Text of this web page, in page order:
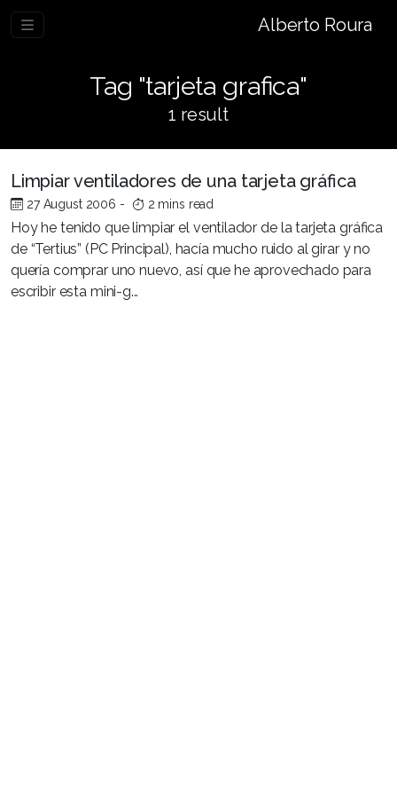
Alberto Roura
Tag "tarjeta grafica"
1 result
Limpiar ventiladores de una tarjeta gráfica
27 August 2006 - 2 mins read
Hoy he tenido que limpiar el ventilador de la tarjeta gráfica
de “Tertius” (PC Principal), hacía mucho ruido al girar y no
quería comprar uno nuevo, así que he aprovechado para
escribir esta mini-g...